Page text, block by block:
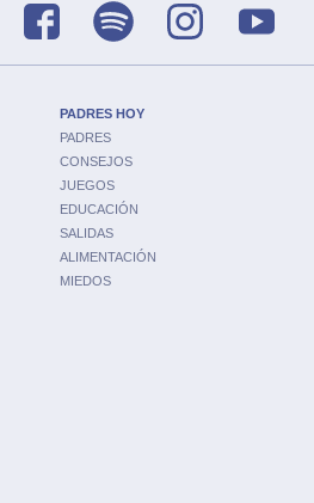
PADRES HOY
PADRES
CONSEJOS
JUEGOS
EDUCACIÓN
SALIDAS
ALIMENTACIÓN
MIEDOS